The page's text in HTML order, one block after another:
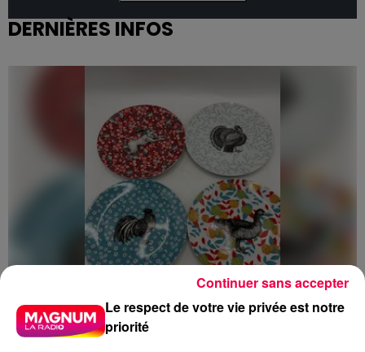
DERNIÈRES INFOS
5 août 2026
Le respect de votre vie privée est notre
priorité
Continuer sans accepter